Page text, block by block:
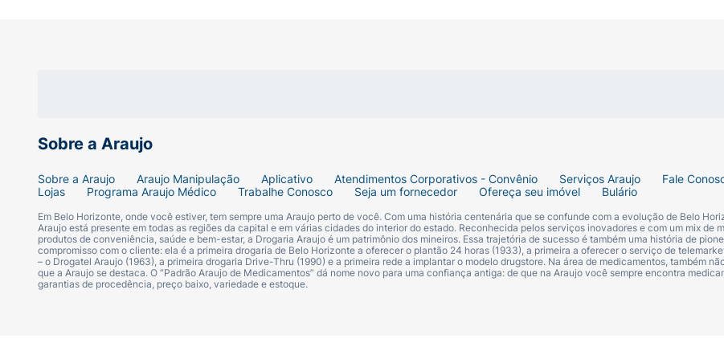
Sobre a Araujo
Sobre a Araujo Araujo Manipulação Aplicativo Atendimentos Corporativos - Convênio Serviços Araujo
Fale
Lojas
Programa Araujo Médico Trabalhe Conosco Seja um fornecedor Ofereça seu imóvel Bulário
Em Belo Horizonte, onde você estiver, tem sempre uma Araujo perto de você. Com uma história centenária que se confunde com a evolução de Belo
Araujo está presente em todas as regiões da capital e em várias cidades do interior do estado. Reconhecida pelos serviços inovadores e com um mix de
produtos de conveniência, saúde e bem-estar, a Drogaria Araujo é um patrimônio dos mineiros. Essa trajetória de sucesso é também uma história de
compromisso com o cliente: ela é a primeira drogaria de Belo Horizonte a oferecer o plantão 24 horas (1933), a primeira a oferecer o serviço de
– o Drogatel Araujo (1963), a primeira drogaria Drive-Thru (1990) e a primeira rede a implantar o modelo drugstore. Na área de medicamentos, também
que a Araujo se destaca. O “Padrão Araujo de Medicamentos” dá nome novo para uma confiança antiga: de que na Araujo você sempre encontra
garantias de procedência, preço baixo, variedade e estoque.